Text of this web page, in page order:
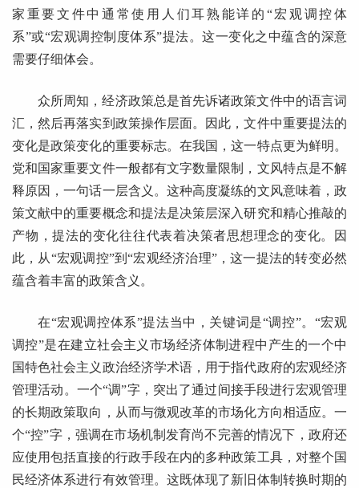
家重要文件中通常使用人们耳熟能详的“宏观调控体
系”或“宏观调控制度体系”提法。这一变化之中蕴含的深意
需要仔细体会。
众所周知，经济政策总是首先诉诸政策文件中的语言词
汇，然后再落实到政策操作层面。因此，文件中重要提法的
变化是政策变化的重要标志。在我国，这一特点更为鲜明。
党和国家重要文件一般都有文字数量限制，文风特点是不解
释原因，一句话一层含义。这种高度凝练的文风意味着，政
策文献中的重要概念和提法是决策层深入研究和精心推敲的
产物，提法的变化往往代表着决策者思想理念的变化。因
此，从“宏观调控”到“宏观经济治理”，这一提法的转变必然
蕴含着丰富的政策含义。
在“宏观调控体系”提法当中，关键词是“调控”。“宏观
调控”是在建立社会主义市场经济体制进程中产生的一个中
国特色社会主义政治经济学术语，用于指代政府的宏观经济
管理活动。一个“调”字，突出了通过间接手段进行宏观管理
的长期政策取向，从而与微观改革的市场化方向相适应。一
个“控”字，强调在市场机制发育尚不完善的情况下，政府还
应使用包括直接的行政手段在内的多种政策工具，对整个国
民经济体系进行有效管理。这既体现了新旧体制转换时期的